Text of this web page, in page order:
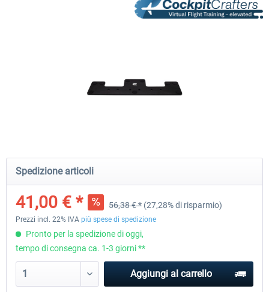
Honeycomb - Flight Sim USB Hub
51,25 € *
-27
CockpitCrafters - Under-
41,00 € *
Spedizione articoli
41,00 € * 56,38 € * (27,28% di risparmio)
Prezzi incl. 22% IVA più spese di spedizione
Pronto per la spedizione di oggi,
tempo di consegna ca. 1-3 giorni **
Aggiungi al carrello